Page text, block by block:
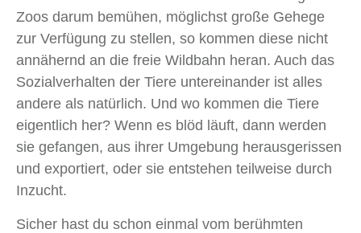
Zoos darum bemühen, möglichst große Gehege
zur Verfügung zu stellen, so kommen diese nicht
annähernd an die freie Wildbahn heran. Auch das
Sozialverhalten der Tiere untereinander ist alles
andere als natürlich. Und wo kommen die Tiere
eigentlich her? Wenn es blöd läuft, dann werden
sie gefangen, aus ihrer Umgebung herausgerissen
und exportiert, oder sie entstehen teilweise durch
Inzucht.
Sicher hast du schon einmal vom berühmten